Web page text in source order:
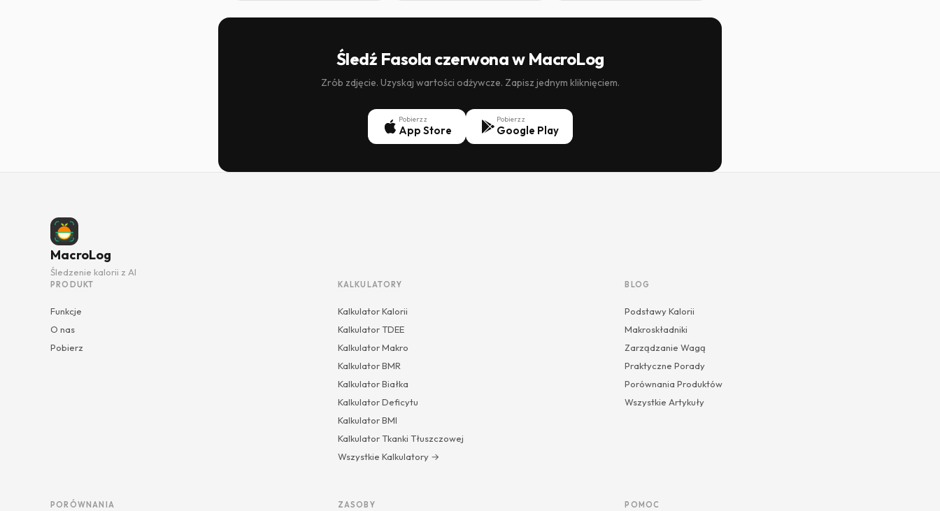
Śledź Fasola czerwona w MacroLog
Zrób zdjęcie. Uzyskaj wartości odżywcze. Zapisz jednym kliknięciem.
Pobierz z
App Store
Pobierz z
Google Play
MacroLog
Śledzenie kalorii z AI
PRODUKT
Funkcje
O nas
Pobierz
KALKULATORY
Kalkulator Kalorii
Kalkulator TDEE
Kalkulator Makro
Kalkulator BMR
Kalkulator Białka
Kalkulator Deficytu
Kalkulator BMI
Kalkulator Tkanki Tłuszczowej
Wszystkie Kalkulatory →
BLOG
Podstawy Kalorii
Makroskładniki
Zarządzanie Wagą
Praktyczne Porady
Porównania Produktów
Wszystkie Artykuły
PORÓWNANIA ZASOBY POMOC